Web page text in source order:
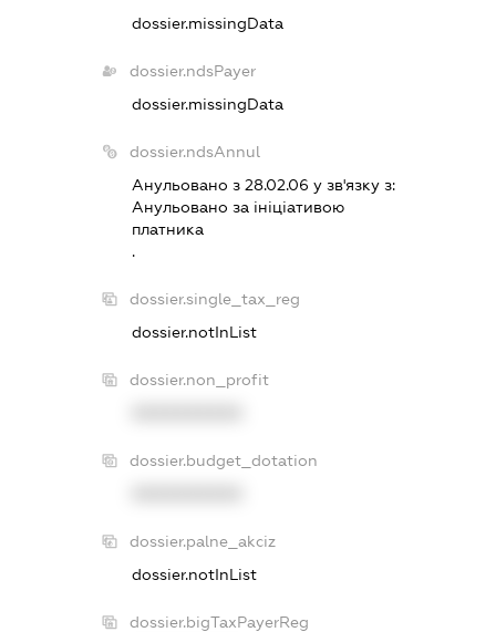
dossier.missingData
dossier.ndsPayer
dossier.missingData
dossier.ndsAnnul
Анульовано з 28.02.06 у зв'язку з:
Анульовано за iнiцiативою
платника
.
dossier.single_tax_reg
dossier.notInList
dossier.non_profit
dossier.budget_dotation
dossier.palne_akciz
dossier.notInList
dossier.bigTaxPayerReg